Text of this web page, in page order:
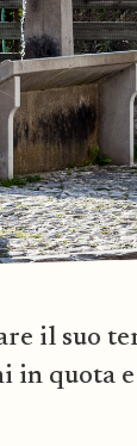
il suo
in quota